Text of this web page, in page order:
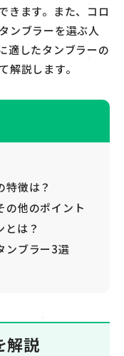
きます。また、コロ
ンブラーを選ぶ人
適したタンブラーの
解説します。
特徴は？
の他のポイント
とは？
ンブラー3選
解説